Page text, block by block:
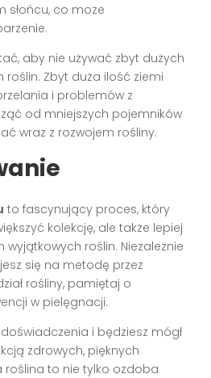
słońcu, co może
aby nie używać zbyt dużych
roślin. Zbyt duża ilość ziemi
i problemów z
od mniejszych pojemników
wraz z rozwojem rośliny.
to fascynujący proces, który
kolekcję, ale także lepiej
roślin. Niezależnie
się na metodę przez
rośliny, pamiętaj o
w pielęgnacji.
i będziesz mógł
zdrowych, pięknych
roślina to nie tylko ozdoba